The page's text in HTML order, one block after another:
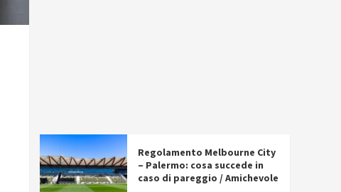
Regolamento Melbourne City
– Palermo: cosa succede in
caso di pareggio / Amichevole